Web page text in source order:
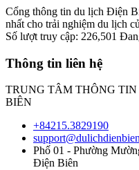
Cổng thông tin du lịch Điện
nhất cho trải nghiệm du lịch
Số lượt truy cập: 226,501
Thông tin liên hệ
TRUNG TÂM THÔNG
BIÊN
+84215.3829190
Phố 01 - Phường
Điện Biên